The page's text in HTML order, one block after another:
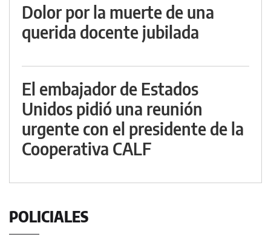
Dolor por la muerte de una
querida docente jubilada
El embajador de Estados
Unidos pidió una reunión
urgente con el presidente de la
Cooperativa CALF
POLICIALES